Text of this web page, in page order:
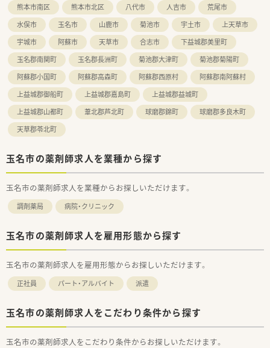
熊本市南区 熊本市北区 八代市 人吉市
荒尾市
水俣市
玉名市 山鹿市 菊池市 宇土市
上天草市
宇城市
阿蘇市 天草市 合志市
下益城郡美里町
玉名郡南関町
玉名郡長洲町 菊池郡大津町
菊池郡菊陽町
阿蘇郡小国町
阿蘇郡高森町 阿蘇郡西原村
阿蘇郡南阿蘇村
上益城郡御船町
上益城郡嘉島町
上益城郡益城町
上益城郡山都町
葦北郡芦北町 球磨郡錦町
球磨郡多良木町
天草郡苓北町
玉名市の薬剤師求人を業種から探す
玉名市の薬剤師求人を業種からお探しいただけます。
調剤薬局 病院・クリニック
玉名市の薬剤師求人を雇用形態から探す
玉名市の薬剤師求人を雇用形態からお探しいただけます。
正社員 パート・アルバイト 派遣
玉名市の薬剤師求人をこだわり条件から探す
玉名市の薬剤師求人をこだわり条件からお探しいただけます。